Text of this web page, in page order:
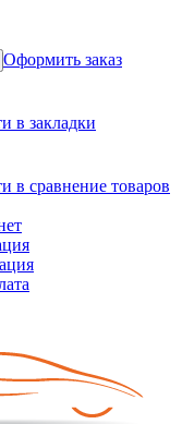
Оформить заказ
в закладки
в сравнение товаров